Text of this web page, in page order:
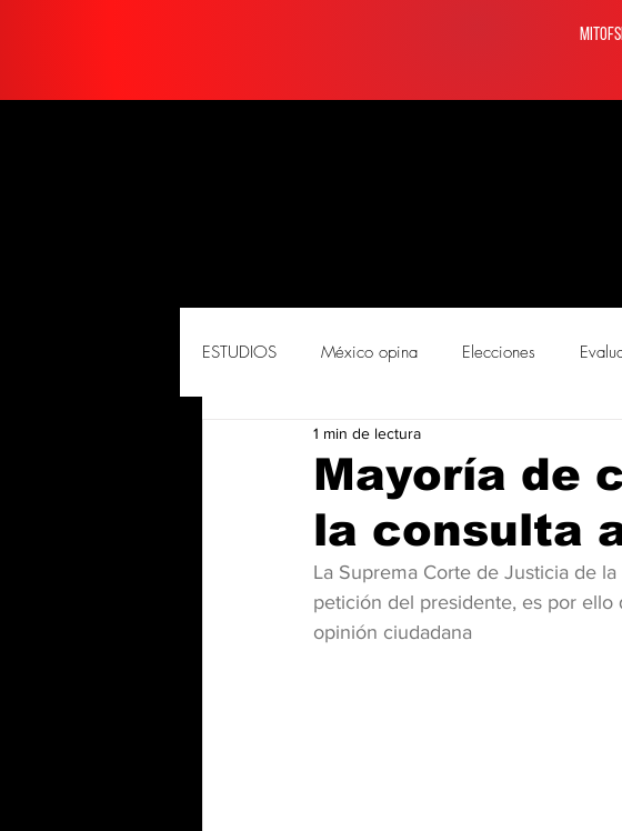
ESTUDIOS México opina Elecciones
PORTADA Soluciones
Mayoría de
la consulta
1 min de lectura
La Suprema Corte de Justicia de
petición del presidente, es por ello
opinión ciudadana